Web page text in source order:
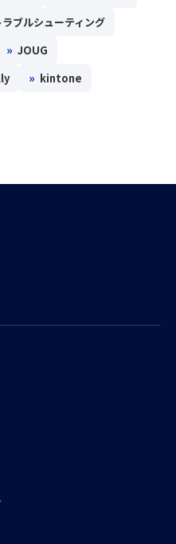
ラブルシューティング
» JOUG
» kintone